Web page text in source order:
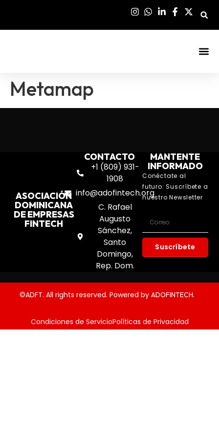
Metamap
ASOCIACIÓN
DOMINICANA
DE EMPRESAS
FINTECH
CONTACTO
+1 (809) 931-
1908
info@adofintech.org
C. Rafael
Augusto
Sánchez,
Santo
Domingo,
Rep. Dom.
MANTENTE
INFORMADO
Conéctate al
futuro: Suscríbete a
nuestro Newsletter
Suscríbete
©ADFT. All rights reserved. Powered by ADOFINTECH.
Condiciones de ServicioPolíticas de Privacidad